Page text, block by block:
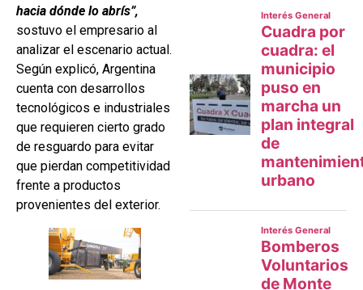
hacia dónde lo abrís”,
sostuvo el empresario al
analizar el escenario actual.
Según explicó, Argentina
cuenta con desarrollos
tecnológicos e industriales
que requieren cierto grado
de resguardo para evitar
que pierdan competitividad
frente a productos
provenientes del exterior.